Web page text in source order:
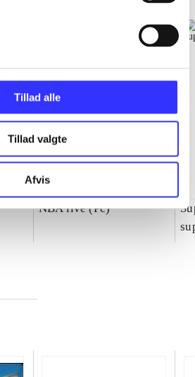
Tillad alle
Tillad valgte
Afvis
NBA live (Pc)